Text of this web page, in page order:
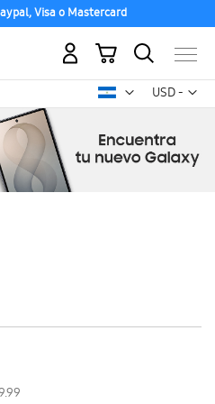
Visa o Mastercard
USD -
dólar
Mi carrito